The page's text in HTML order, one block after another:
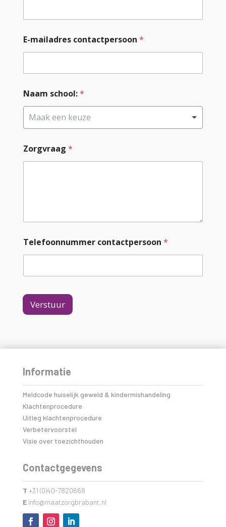
I
k
a
m
E-mailadres contactpersoon *
Naam school:*
Maak een keuze
Zorgvraag *
Telefoonnummer contactpersoon *
Verstuur
Informatie
Meldcode huiselijk geweld & kindermishandeling
Klachtenprocedure
Uitleg klachtenprocedure
Verbetervoorstel
Visie over toezichthouden
Contactgegevens
T +31 (0)40-7820668
E info@maatzorgbrabant.nl